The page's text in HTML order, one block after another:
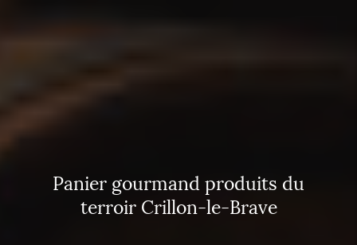
Panier gourmand produits du
terroir Crillon-le-Brave